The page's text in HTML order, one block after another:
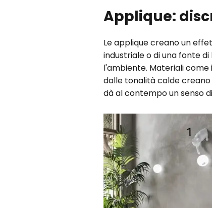
Applique:
Le applique creano un
industriale o di una fonte
l'ambiente. Materiali
dalle tonalità calde
dà al contempo un senso